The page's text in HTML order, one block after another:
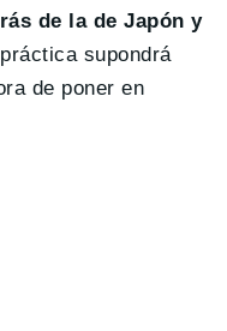
de la de Japón y
supondrá
de poner en